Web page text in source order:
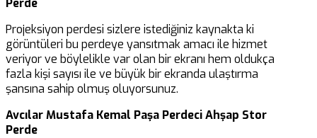
Perde
Projeksiyon perdesi sizlere istediğiniz kaynakta ki
görüntüleri bu perdeye yansıtmak amacı ile hizmet
veriyor ve böylelikle var olan bir ekranı hem oldukça
fazla kişi sayısı ile ve büyük bir ekranda ulaştırma
şansına sahip olmuş oluyorsunuz.
Avcılar Mustafa Kemal Paşa Perdeci Ahşap Stor
Perde